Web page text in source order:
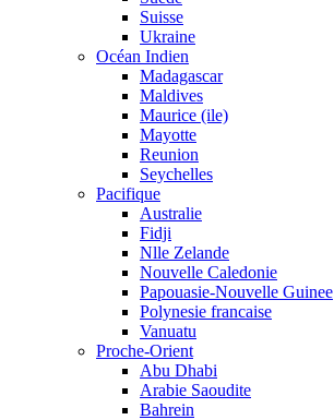
Suisse
Ukraine
Océan Indien
Madagascar
Maldives
Maurice (ile)
Mayotte
Reunion
Seychelles
Pacifique
Australie
Fidji
Nlle Zelande
Nouvelle Caledonie
Papouasie-Nouvelle Guinee
Polynesie francaise
Vanuatu
Proche-Orient
Abu Dhabi
Arabie Saoudite
Bahrein